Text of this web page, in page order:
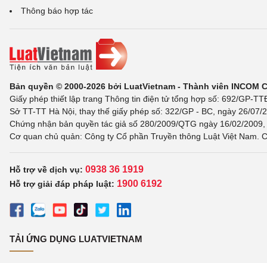
Thông báo hợp tác
Bản quyền © 2000-2026 bởi LuatVietnam - Thành viên INCOM
Giấy phép thiết lập trang Thông tin điện tử tổng hợp số: 692/GP-
Sở TT-TT Hà Nội, thay thế giấy phép số: 322/GP - BC, ngày 26/
Chứng nhận bản quyền tác giả số 280/2009/QTG ngày 16/02/
Cơ quan chủ quản: Công ty Cổ phần Truyền thông Luật Việt Nam.
Hỗ trợ về dịch vụ: 0938 36 1919
Hỗ trợ giải đáp pháp luật: 1900 6192
TẢI ỨNG DỤNG LUATVIETNAM